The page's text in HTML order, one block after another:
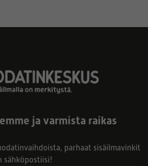
ja varmista raikas
parhaat sisäilmavinkit
sähköpostiisi!